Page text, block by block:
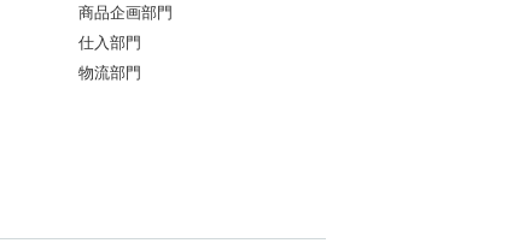
商品企画部門
仕入部門
物流部門